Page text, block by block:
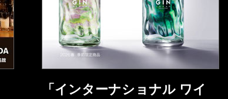
「インターナショナル ワイ